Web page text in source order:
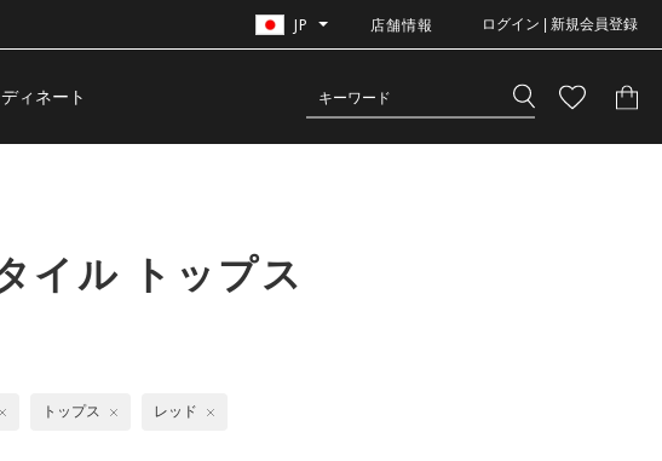
JP 店舗情報 ログイン | 新規会員登録
ィネート
イル トップス
トップス レッド